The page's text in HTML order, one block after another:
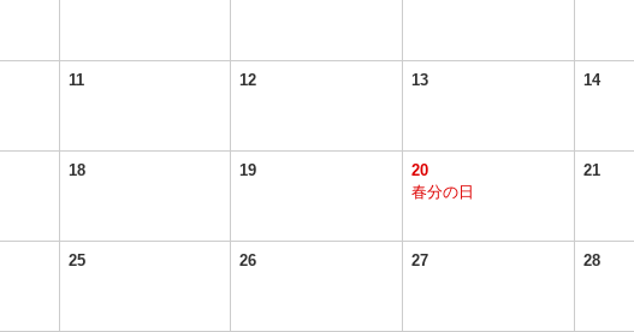
11 12 13 14
18 19
20
春分の日
21
25 26 27 28